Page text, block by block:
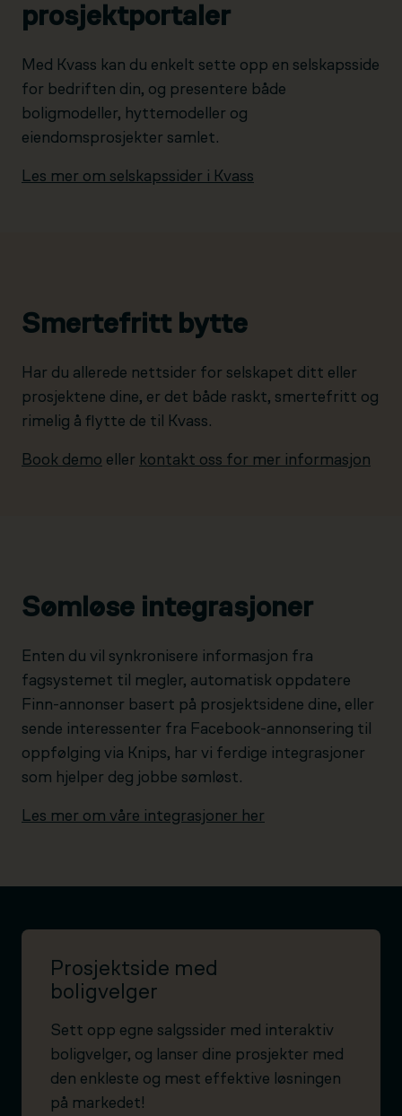
prosjektportaler
Med Kvass kan du enkelt sette opp en selskapsside
for bedriften din, og presentere både
boligmodeller, hyttemodeller og
eiendomsprosjekter samlet.
Les mer om selskapssider i Kvass
Smertefritt bytte
Har du allerede nettsider for selskapet ditt eller
prosjektene dine, er det både raskt, smertefritt og
rimelig å flytte de til Kvass.
Book demo eller kontakt oss for mer informasjon
Sømløse integrasjoner
Enten du vil synkronisere informasjon fra
fagsystemet til megler, automatisk oppdatere
Finn-annonser basert på prosjektsidene dine, eller
sende interessenter fra Facebook-annonsering til
oppfølging via Knips, har vi ferdige integrasjoner
som hjelper deg jobbe sømløst.
Les mer om våre integrasjoner her
Prosjektside med
boligvelger
Sett opp egne salgssider med interaktiv
boligvelger, og lanser dine prosjekter med
den enkleste og mest effektive løsningen
på markedet!